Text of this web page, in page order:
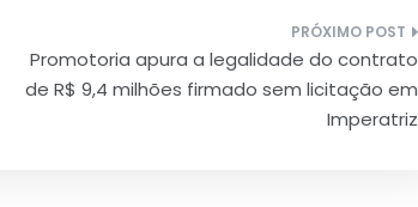
Promotoria apura a legalidade do contrato
de R$ 9,4 milhões firmado sem licitação em
Imperatriz